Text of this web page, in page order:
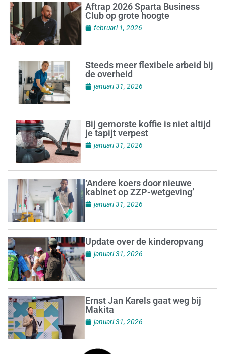
Aftrap 2026 Sparta Business
Club op grote hoogte
februari 1, 2026
Steeds meer flexibele arbeid bij
de overheid
januari 31, 2026
Bij gemorste koffie is niet altijd
je tapijt verpest
januari 31, 2026
‘Andere koers door nieuwe
kabinet op ZZP-wetgeving’
januari 31, 2026
Update over de kinderopvang
januari 31, 2026
Ernst Jan Karels gaat weg bij
Makita
januari 31, 2026